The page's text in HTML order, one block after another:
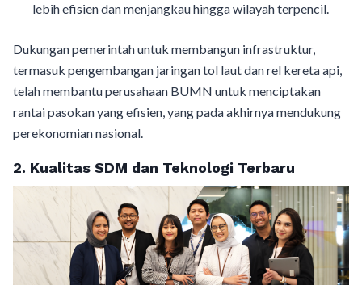
lebih efisien dan menjangkau hingga wilayah terpencil.
Dukungan pemerintah untuk membangun infrastruktur,
termasuk pengembangan jaringan tol laut dan rel kereta api,
telah membantu perusahaan BUMN untuk menciptakan
rantai pasokan yang efisien, yang pada akhirnya mendukung
perekonomian nasional.
2. Kualitas SDM dan Teknologi Terbaru